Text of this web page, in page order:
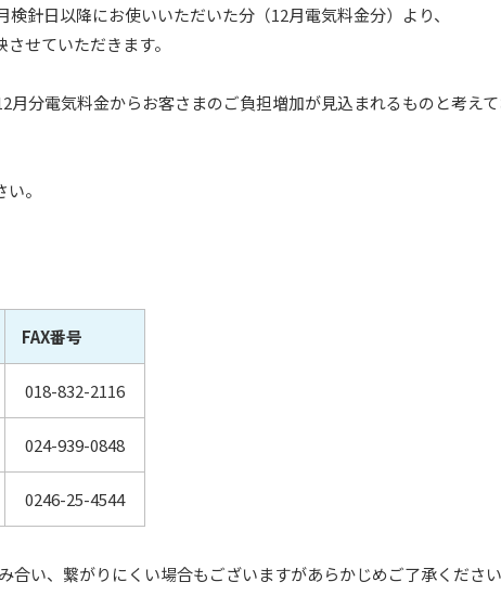
針日以降にお使いいただいた分（12月電気料金分）より、
せていただきます。
分電気料金からお客さまのご負担増加が見込まれるものと考えて
。
FAX番号
018-832-2116
024-939-0848
0246-25-4544
い、繋がりにくい場合もございますがあらかじめご了承ください